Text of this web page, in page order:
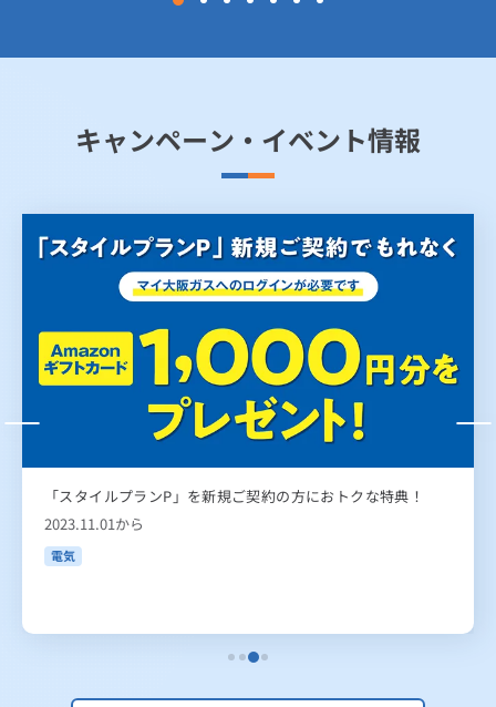
キャンペーン・イベント情報
「スタイルプランP」を新規ご契約の方におトクな特典！
2023.11.01から
電気